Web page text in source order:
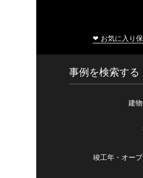
❤ お気に入り
事例を検索する
建
竣工年・ オー